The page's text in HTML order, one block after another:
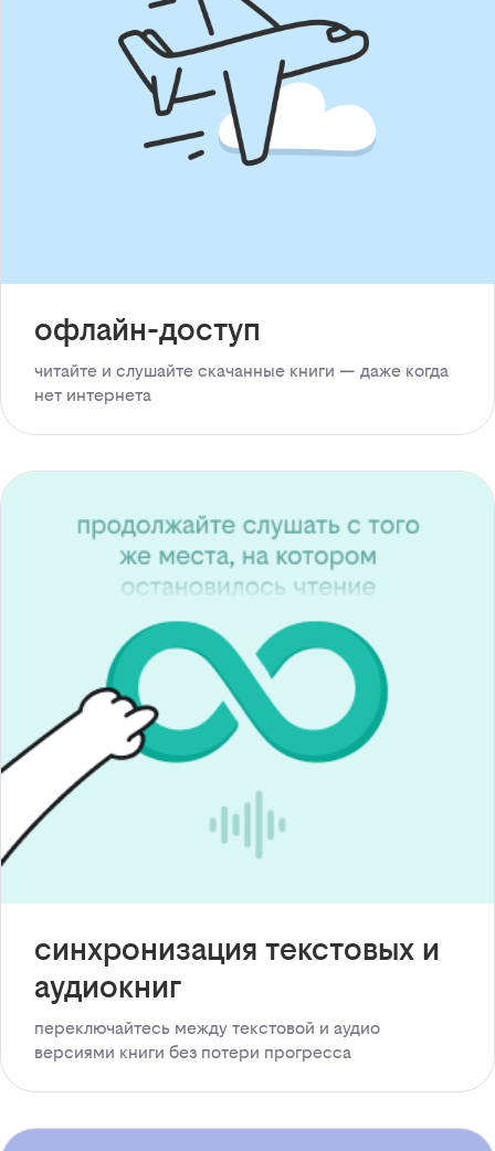
офлайн-доступ
читайте и слушайте скачанные книги — даже когда
нет интернета
синхронизация текстовых и
аудиокниг
переключайтесь между текстовой и аудио
версиями книги без потери прогресса